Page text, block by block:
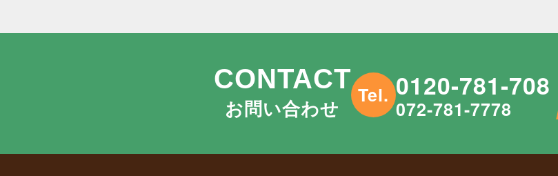
CONTACT
お問い合わせ
Tel. 0120-781-708
072-781-7778